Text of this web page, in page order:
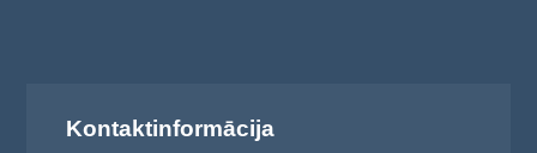
Kontaktinformācija